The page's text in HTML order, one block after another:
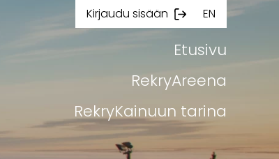
Kirjaudu sisään EN
Etusivu
RekryAreena
RekryKainuun tarina